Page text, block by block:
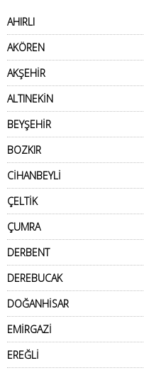
AHIRLI
AKÖREN
AKŞEHİR
ALTINEKİN
BEYŞEHİR
BOZKIR
CİHANBEYLİ
ÇELTİK
ÇUMRA
DERBENT
DEREBUCAK
DOĞANHİSAR
EMİRGAZİ
EREĞLİ